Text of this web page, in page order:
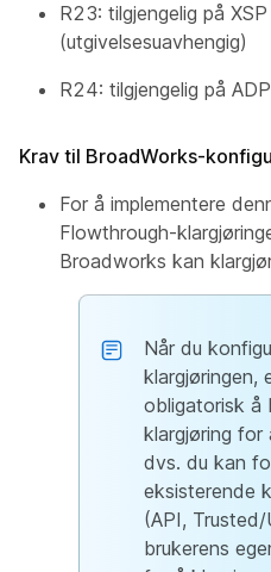
R23: tilgjengelig på
(utgivelsesuavhengig)
R24: tilgjengelig på
Krav til BroadWorks-
For å implementere
Flowthrough-
Broadworks kan
Når du
klargjøringen,
obligatorisk å
klargjøring for
dvs. du kan
eksisterende
(API,
brukerens